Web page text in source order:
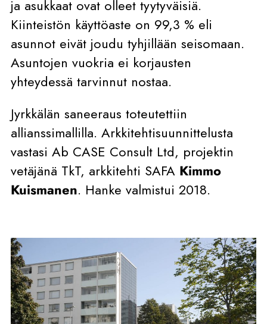
ja asukkaat ovat olleet tyytyväisiä.
Kiinteistön käyttöaste on 99,3 % eli
asunnot eivät joudu tyhjillään seisomaan.
Asuntojen vuokria ei korjausten
yhteydessä tarvinnut nostaa.
Jyrkkälän saneeraus toteutettiin
allianssimallilla. Arkkitehtisuunnittelusta
vastasi Ab CASE Consult Ltd, projektin
vetäjänä TkT, arkkitehti SAFA Kimmo
Kuismanen. Hanke valmistui 2018.